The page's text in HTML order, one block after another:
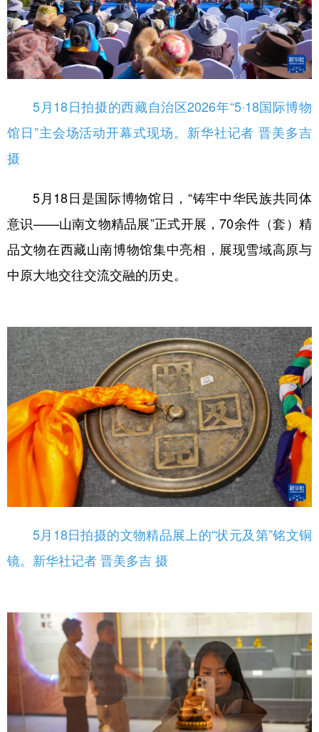
5月18日拍摄的西藏自治区2026年“5·18国际博物
馆日”主会场活动开幕式现场。新华社记者 晋美多吉
摄
5月18日是国际博物馆日，“铸牢中华民族共同体
意识——山南文物精品展”正式开展，70余件（套）精
品文物在西藏山南博物馆集中亮相，展现雪域高原与
中原大地交往交流交融的历史。
5月18日拍摄的文物精品展上的“状元及第”铭文铜
镜。新华社记者 晋美多吉 摄